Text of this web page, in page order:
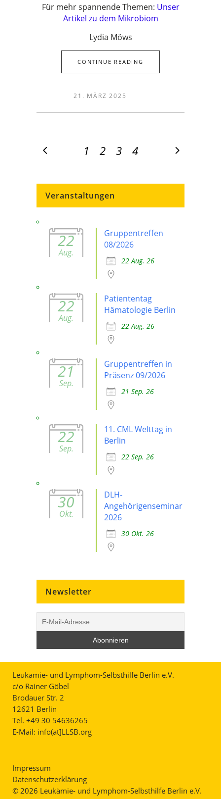
Für mehr spannende Themen: Unser
Artikel zu dem Mikrobiom
Lydia Möws
CONTINUE READING
21. MÄRZ 2025
1 2 3 4
Veranstaltungen
22
Aug.
Gruppentreffen
08/2026
22 Aug. 26
22
Aug.
Patiententag
Hämatologie Berlin
22 Aug. 26
21
Sep.
Gruppentreffen in
Präsenz 09/2026
21 Sep. 26
22
Sep.
11. CML Welttag in
Berlin
22 Sep. 26
30
Okt.
DLH-
Angehörigenseminar
2026
30 Okt. 26
Newsletter
Leukämie- und Lymphom-Selbsthilfe Berlin e.V.
c/o Rainer Göbel
Brodauer Str. 2
12621 Berlin
Tel. +49 30 54636265
E-Mail: info(at]LLSB.org
Impressum
Datenschutzerklärung
© 2026 Leukämie- und Lymphom-Selbsthilfe Berlin e.V.